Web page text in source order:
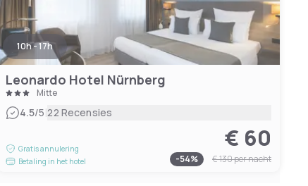
10h - 17h
Leonardo Hotel Nürnberg
Mitte
4.5/5|22 Recensies
Gratis annulering
Betaling in het hotel
€ 60
-54% € 130per nacht